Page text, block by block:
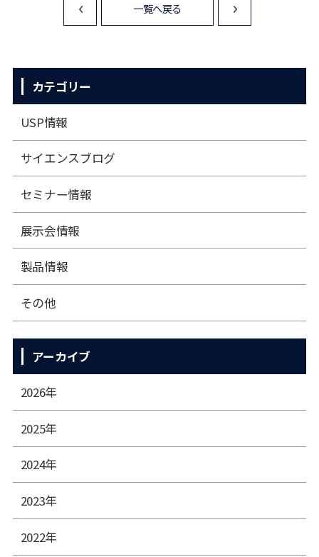
<
一覧へ戻る
カテゴリー
USP情報
サイエンスブログ
セミナー情報
展⽰会情報
製品情報
その他
アーカイブ
2026年
2025年
2024年
2023年
2022年